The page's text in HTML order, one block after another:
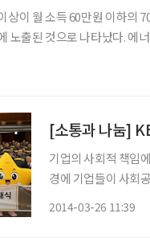
상이 월 소득 60만원 이하의
는 3일 ‘2014년 여름철 에너지빈곤층 주거환경 실태조사(2
기업의 사회적 책임
경에 기업들이 사회공헌
2014-03-26 11:39